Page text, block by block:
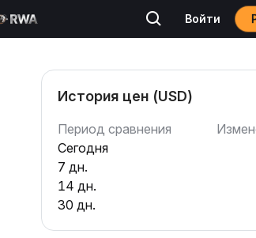
Войти
История цен (USD)
Период сравнения
Сегодня
7 дн.
14 дн.
30 дн.